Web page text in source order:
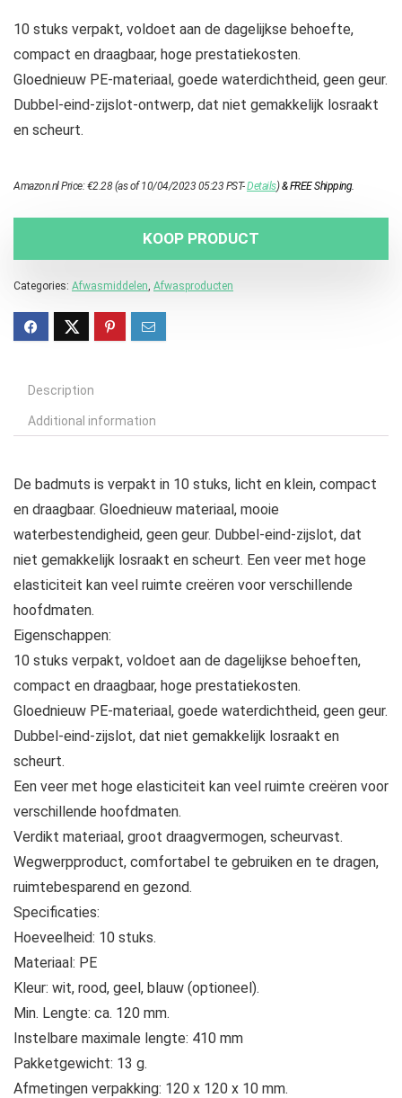
10 stuks verpakt, voldoet aan de dagelijkse behoefte,
compact en draagbaar, hoge prestatiekosten.
Gloednieuw PE-materiaal, goede waterdichtheid, geen geur.
Dubbel-eind-zijslot-ontwerp, dat niet gemakkelijk losraakt
en scheurt.
Amazon.nl Price:€2.28(as of 10/04/2023 05:23 PST-Details)&FREE Shipping.
KOOP PRODUCT
Categories: Afwasmiddelen, Afwasproducten
Description
Additional information
De badmuts is verpakt in 10 stuks, licht en klein, compact
en draagbaar. Gloednieuw materiaal, mooie
waterbestendigheid, geen geur. Dubbel-eind-zijslot, dat
niet gemakkelijk losraakt en scheurt. Een veer met hoge
elasticiteit kan veel ruimte creëren voor verschillende
hoofdmaten.
Eigenschappen:
10 stuks verpakt, voldoet aan de dagelijkse behoeften,
compact en draagbaar, hoge prestatiekosten.
Gloednieuw PE-materiaal, goede waterdichtheid, geen geur.
Dubbel-eind-zijslot, dat niet gemakkelijk losraakt en
scheurt.
Een veer met hoge elasticiteit kan veel ruimte creëren voor
verschillende hoofdmaten.
Verdikt materiaal, groot draagvermogen, scheurvast.
Wegwerpproduct, comfortabel te gebruiken en te dragen,
ruimtebesparend en gezond.
Specificaties:
Hoeveelheid: 10 stuks.
Materiaal: PE
Kleur: wit, rood, geel, blauw (optioneel).
Min. Lengte: ca. 120 mm.
Instelbare maximale lengte: 410 mm
Pakketgewicht: 13 g.
Afmetingen verpakking: 120 x 120 x 10 mm.